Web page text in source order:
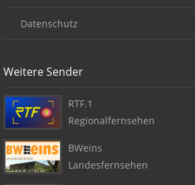
Datenschutz
Weitere Sender
RTF.1
Regionalfernsehen
BWeins
Landesfernsehen